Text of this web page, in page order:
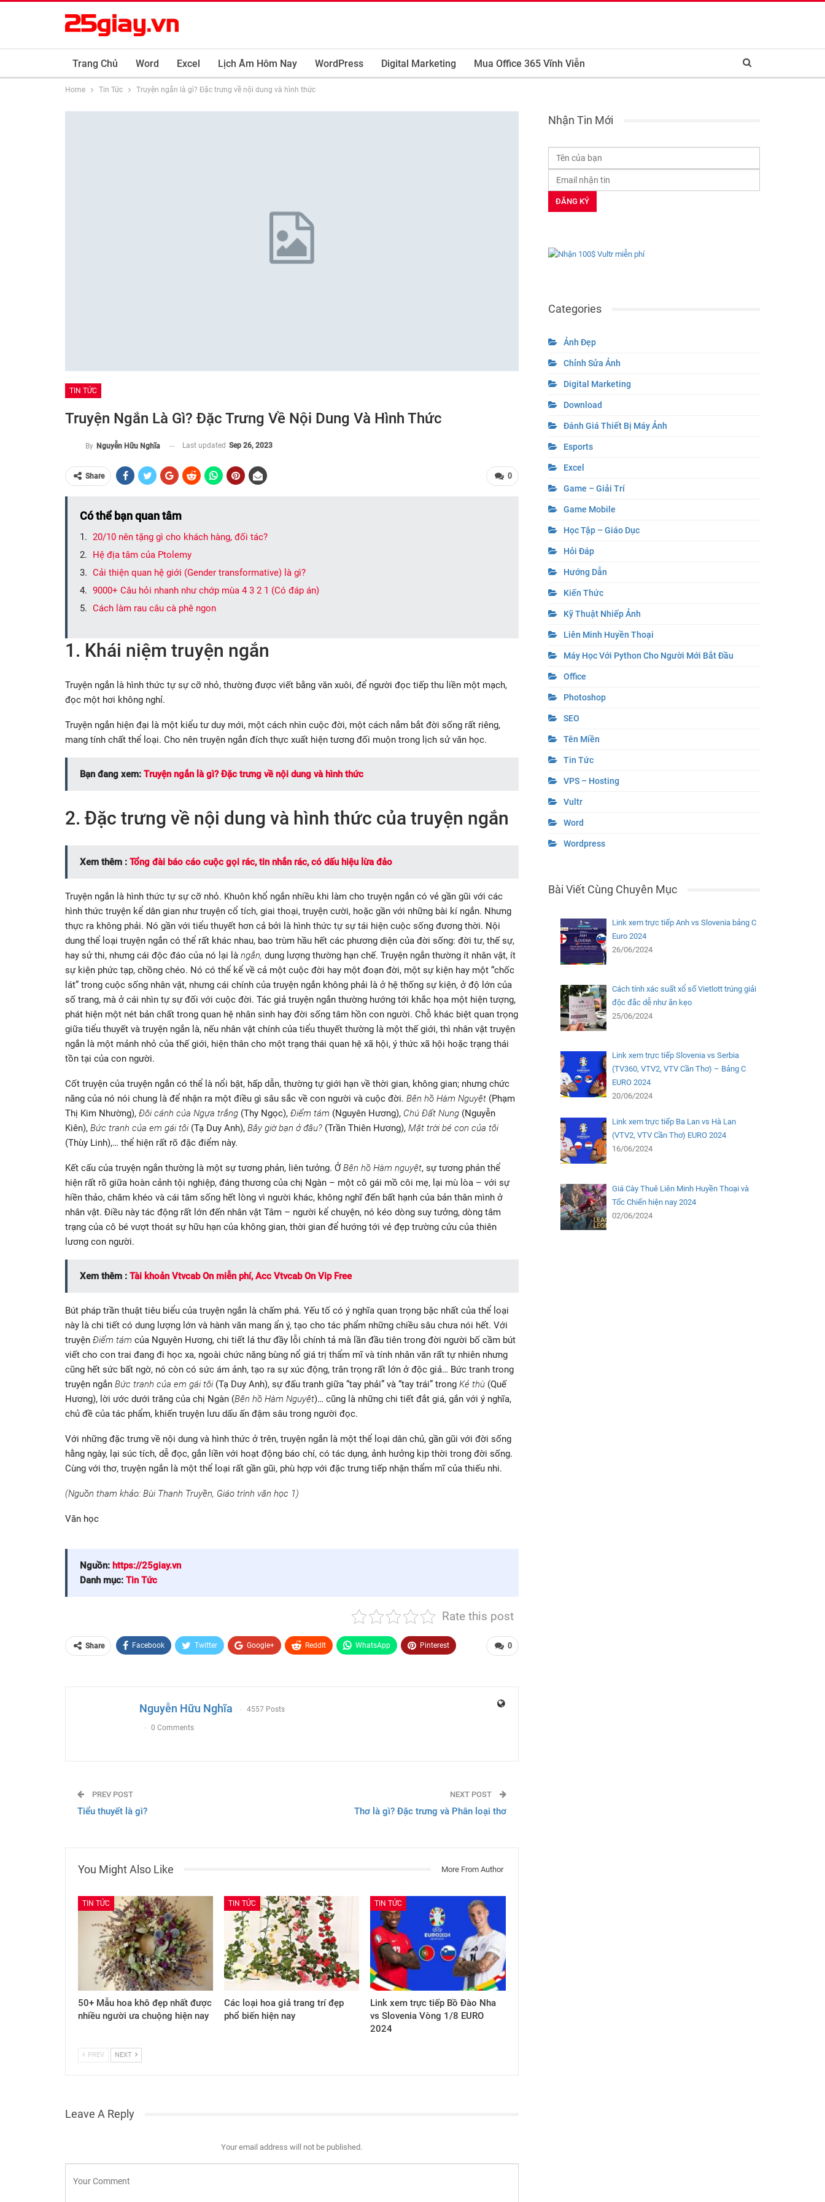
Trang Chủ Word Excel Lịch Âm Hôm Nay WordPress Digital Marketing Mua Office 365 Vĩnh Viễn
Home Tin Tức Truyện ngắn là gì? Đặc trưng về nội dung và hình thức
TIN TỨC
Truyện Ngắn Là Gì? Đặc Trưng Về Nội Dung Và Hình Thức
By Nguyễn Hữu Nghĩa Last updated Sep 26, 2023
0
Share
Có thể bạn quan tâm
20/10 nên tặng gì cho khách hàng, đối tác?
Hệ địa tâm của Ptolemy
Cải thiện quan hệ giới (Gender transformative) là gì?
9000+ Câu hỏi nhanh như chớp mùa 4 3 2 1 (Có đáp án)
Cách làm rau câu cà phê ngon
1. Khái niệm truyện ngắn
Truyện ngắn là hình thức tự sự cỡ nhỏ, thường được viết bằng văn xuôi, để người đọc tiếp thu liền một mạch,
đọc một hơi không nghỉ.
Truyện ngắn hiện đại là một kiểu tư duy mới, một cách nhìn cuộc đời, một cách nắm bắt đời sống rất riêng,
mang tính chất thể loại. Cho nên truyện ngắn đích thực xuất hiện tương đối muộn trong lịch sử văn học.
Bạn đang xem: Truyện ngắn là gì? Đặc trưng về nội dung và hình thức
2. Đặc trưng về nội dung và hình thức của truyện ngắn
Xem thêm : Tổng đài báo cáo cuộc gọi rác, tin nhắn rác, có dấu hiệu lừa đảo
Truyện ngắn là hình thức tự sự cỡ nhỏ. Khuôn khổ ngắn nhiều khi làm cho truyện ngắn có vẻ gần gũi với các
hình thức truyện kể dân gian như truyện cổ tích, giai thoại, truyện cười, hoặc gần với những bài kí ngắn. Nhưng
thực ra không phải. Nó gần với tiểu thuyết hơn cả bởi là hình thức tự sự tái hiện cuộc sống đương thời. Nội
dung thể loại truyện ngắn có thể rất khác nhau, bao trùm hầu hết các phương diện của đời sống: đời tư, thế sự,
hay sử thi, nhưng cái độc đáo của nó lại là ngắn, dung lượng thường hạn chế. Truyện ngắn thường ít nhân vật, ít
sự kiện phức tạp, chồng chéo. Nó có thể kể về cả một cuộc đời hay một đoạn đời, một sự kiện hay một “chốc
lát” trong cuộc sống nhân vật, nhưng cái chính của truyện ngắn không phải là ở hệ thống sự kiện, ở độ lớn của
số trang, mà ở cái nhìn tự sự đối với cuộc đời. Tác giả truyện ngắn thường hướng tới khắc họa một hiện tượng,
phát hiện một nét bản chất trong quan hệ nhân sinh hay đời sống tâm hồn con người. Chỗ khác biệt quan trọng
giữa tiểu thuyết và truyện ngắn là, nếu nhân vật chính của tiểu thuyết thường là một thế giới, thì nhân vật truyện
ngắn là một mảnh nhỏ của thế giới, hiện thân cho một trạng thái quan hệ xã hội, ý thức xã hội hoặc trạng thái
tồn tại của con người.
Cốt truyện của truyện ngắn có thể là nổi bật, hấp dẫn, thường tự giới hạn về thời gian, không gian; nhưng chức
năng của nó nói chung là để nhận ra một điều gì sâu sắc về con người và cuộc đời. Bên hồ Hàm Nguyệt (Phạm
Thị Kim Nhường), Đôi cánh của Ngựa trắng (Thy Ngọc), Điểm tám (Nguyên Hương), Chú Đất Nung (Nguyễn
Kiên), Bức tranh của em gái tôi (Tạ Duy Anh), Bây giờ bạn ở đâu? (Trần Thiên Hương), Mặt trời bé con của tôi
(Thùy Linh),… thể hiện rất rõ đặc điểm này.
Kết cấu của truyện ngắn thường là một sự tương phản, liên tưởng. ỞBên hồ Hàm nguyệt, sự tương phản thể
hiện rất rõ giữa hoàn cảnh tội nghiệp, đáng thương của chị Ngàn – một cô gái mồ côi mẹ, lại mù lòa – với sự
hiền thảo, chăm khéo và cái tâm sống hết lòng vì người khác, không nghĩ đến bất hạnh của bản thân mình ở
nhân vật. Điều này tác động rất lớn đến nhân vật Tâm – người kể chuyện, nó kéo dòng suy tưởng, dòng tâm
trạng của cô bé vượt thoát sự hữu hạn của không gian, thời gian để hướng tới vẻ đẹp trường cửu của thiên
lương con người.
Xem thêm : Tài khoản Vtvcab On miễn phí, Acc Vtvcab On Vip Free
Bút pháp trần thuật tiêu biểu của truyện ngắn là chấm phá. Yếu tố có ý nghĩa quan trọng bậc nhất của thể loại
này là chi tiết có dung lượng lớn và hành văn mang ẩn ý, tạo cho tác phẩm những chiều sâu chưa nói hết. Với
truyện Điểm tám của Nguyên Hương, chi tiết lá thư đầy lỗi chính tả mà lần đầu tiên trong đời người bố cầm bút
viết cho con trai đang đi học xa, ngoài chức năng bùng nổ giá trị thẩm mĩ và tính nhân văn rất tự nhiên nhưng
cũng hết sức bất ngờ, nó còn có sức ám ảnh, tạo ra sự xúc động, trân trọng rất lớn ở độc giả… Bức tranh trong
truyện ngắn Bức tranh của em gái tôi (Tạ Duy Anh), sự đấu tranh giữa “tay phải” và “tay trái” trong Kẻ thù (Quế
Hương), lời ước dưới trăng của chị Ngàn (Bên hồ Hàm Nguyệt)… cũng là những chi tiết đắt giá, gắn với ý nghĩa,
chủ đề của tác phẩm, khiến truyện lưu dấu ấn đậm sâu trong người đọc.
Với những đặc trưng về nội dung và hình thức ở trên, truyện ngắn là một thể loại dân chủ, gần gũi với đời sống
hằng ngày, lại súc tích, dễ đọc, gắn liền với hoạt động báo chí, có tác dụng, ảnh hưởng kịp thời trong đời sống.
Cùng với thơ, truyện ngắn là một thể loại rất gần gũi, phù hợp với đặc trưng tiếp nhận thẩm mĩ của thiếu nhi.
(Nguồn tham khảo: Bùi Thanh Truyền, Giáo trình văn học 1)
Văn học
Nguồn: https://25giay.vn
Danh mục: Tin Tức
Rate this post
0
Share Facebook Twitter Google+ ReddIt WhatsApp Pinterest
Nguyễn Hữu Nghĩa 4557 Posts
0 Comments
PREV POST
Tiểu thuyết là gì?
NEXT POST
Thơ là gì? Đặc trưng và Phân loại thơ
You Might Also Like More From Author
TIN TỨC
50+ Mẫu hoa khô đẹp nhất được
nhiều người ưa chuộng hiện nay
TIN TỨC
Các loại hoa giả trang trí đẹp
phổ biến hiện nay
TIN TỨC
Link xem trực tiếp Bồ Đào Nha
vs Slovenia Vòng 1/8 EURO
2024
PREV NEXT
Leave A Reply
Your email address will not be published.
Nhận Tin Mới
Categories
Ảnh Đẹp
Chỉnh Sửa Ảnh
Digital Marketing
Download
Đánh Giá Thiết Bị Máy Ảnh
Esports
Excel
Game – Giải Trí
Game Mobile
Học Tập – Giáo Dục
Hỏi Đáp
Hướng Dẫn
Kiến Thức
Kỹ Thuật Nhiếp Ảnh
Liên Minh Huyền Thoại
Máy Học Với Python Cho Người Mới Bắt Đầu
Office
Photoshop
SEO
Tên Miền
Tin Tức
VPS – Hosting
Vultr
Word
Wordpress
Bài Viết Cùng Chuyên Mục
Link xem trực tiếp Anh vs Slovenia bảng C
Euro 2024
26/06/2024
Cách tính xác suất xổ số Vietlott trúng giải
độc đắc dễ như ăn kẹo
25/06/2024
Link xem trực tiếp Slovenia vs Serbia
(TV360, VTV2, VTV Cần Thơ) – Bảng C
EURO 2024
20/06/2024
Link xem trực tiếp Ba Lan vs Hà Lan
(VTV2, VTV Cần Thơ) EURO 2024
16/06/2024
Giá Cày Thuê Liên Minh Huyền Thoại và
Tốc Chiến hiện nay 2024
02/06/2024